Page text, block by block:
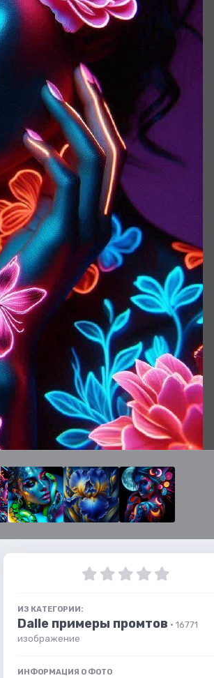
ИЗ КАТЕГОРИИ:
Dalle примеры промтов · 16771
изображение
ИНФОРМАЦИЯ О ФОТО